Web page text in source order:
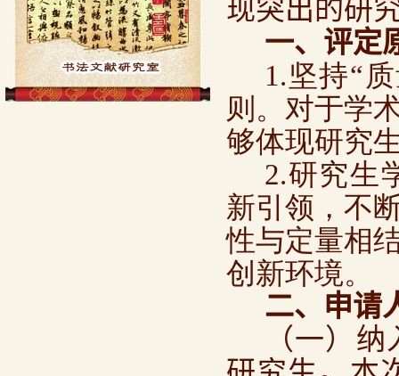
现突出的研
一、评定
1.坚持“
则。对于学
够体现研究
2.研究生
新引领，不
性与定量相
创新环境。
二、申请
（一）